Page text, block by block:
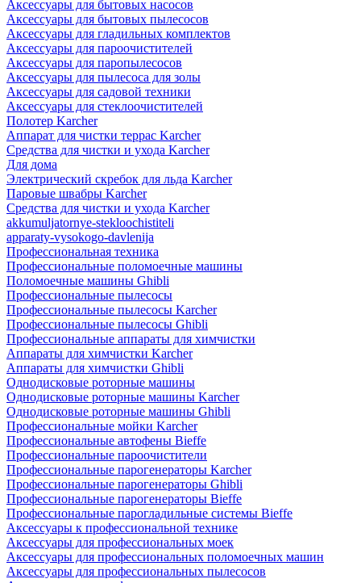
Аксессуары для бытовых насосов
Аксессуары для бытовых пылесосов
Аксессуары для гладильных комплектов
Аксессуары для пароочистителей
Аксессуары для паропылесосов
Аксессуары для пылесоса для золы
Аксессуары для садовой техники
Аксессуары для стеклоочистителей
Полотер Karcher
Аппарат для чистки террас Karcher
Средства для чистки и ухода Karcher
Для дома
Электрический скребок для льда Karcher
Паровые швабры Karcher
Средства для чистки и ухода Karcher
akkumuljatornye-stekloochistiteli
apparaty-vysokogo-davlenija
Профессиональная техника
Профессиональные поломоечные машины
Поломоечные машины Ghibli
Профессиональные пылесосы
Профессиональные пылесосы Karcher
Профессиональные пылесосы Ghibli
Профессиональные аппараты для химчистки
Аппараты для химчистки Karcher
Аппараты для химчистки Ghibli
Однодисковые роторные машины
Однодисковые роторные машины Karcher
Однодисковые роторные машины Ghibli
Профессиональные мойки Karcher
Профессиональные автофены Bieffe
Профессиональные пароочистители
Профессиональные парогенераторы Karcher
Профессиональные парогенераторы Ghibli
Профессиональные парогенераторы Bieffe
Профессиональные парогладильные системы Bieffe
Аксессуары к профессиональной технике
Аксессуары для профессиональных моек
Аксессуары для профессиональных поломоечных машин
Аксессуары для профессиональных пылесосов